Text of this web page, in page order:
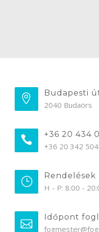
Budapesti
2040 Budaörs
+36 20 434
+36 20 342
Rendelések
H - P: 8:00 -
Időpont